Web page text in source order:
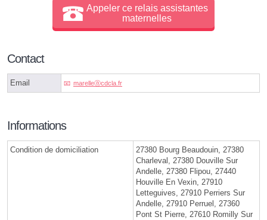
Appeler ce relais assistantes
maternelles
Contact
Email marelleⓐcdcla.fr
Informations
Condition de domiciliation
27380 Bourg Beaudouin, 27380
Charleval, 27380 Douville Sur
Andelle, 27380 Flipou, 27440
Houville En Vexin, 27910
Letteguives, 27910 Perriers Sur
Andelle, 27910 Perruel, 27360
Pont St Pierre, 27610 Romilly Sur